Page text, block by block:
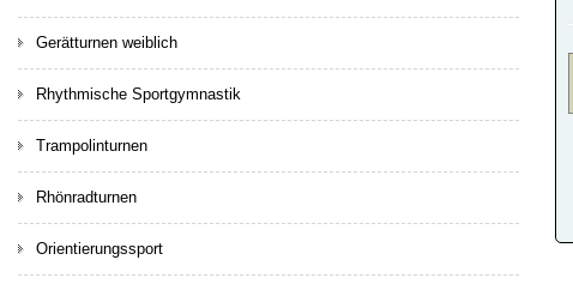
Gerätturnen weiblich
Rhythmische Sportgymnastik
Trampolinturnen
Rhönradturnen
Orientierungssport